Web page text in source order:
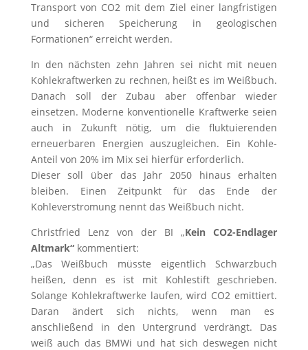
Transport von CO2 mit dem Ziel einer langfristigen
und sicheren Speicherung in geologischen
Formationen“ erreicht werden.
In den nächsten zehn Jahren sei nicht mit neuen
Kohlekraftwerken zu rechnen, heißt es im Weißbuch.
Danach soll der Zubau aber offenbar wieder
einsetzen. Moderne konventionelle Kraftwerke seien
auch in Zukunft nötig, um die fluktuierenden
erneuerbaren Energien auszugleichen. Ein Kohle-
Anteil von 20% im Mix sei hierfür erforderlich.
Dieser soll über das Jahr 2050 hinaus erhalten
bleiben. Einen Zeitpunkt für das Ende der
Kohleverstromung nennt das Weißbuch nicht.
Christfried Lenz von der BI „Kein CO2-Endlager
Altmark“kommentiert:
„Das Weißbuch müsste eigentlich Schwarzbuch
heißen, denn es ist mit Kohlestift geschrieben.
Solange Kohlekraftwerke laufen, wird CO2 emittiert.
Daran ändert sich nichts, wenn man es
anschließend in den Untergrund verdrängt. Das
weiß auch das BMWi und hat sich deswegen nicht